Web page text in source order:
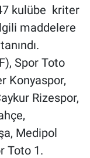
kulübe kriter
maddelere
Spor Toto
Konyaspor,
Rizespor,
Medipol
Toto 1.